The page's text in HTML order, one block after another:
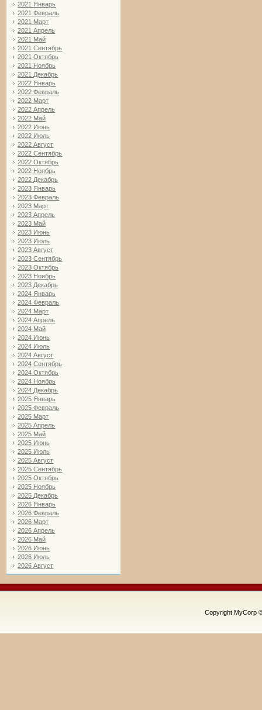
2021 Январь
2021 Февраль
2021 Март
2021 Апрель
2021 Май
2021 Сентябрь
2021 Октябрь
2021 Ноябрь
2021 Декабрь
2022 Январь
2022 Февраль
2022 Март
2022 Апрель
2022 Май
2022 Июнь
2022 Июль
2022 Август
2022 Сентябрь
2022 Октябрь
2022 Ноябрь
2022 Декабрь
2023 Январь
2023 Февраль
2023 Март
2023 Апрель
2023 Май
2023 Июнь
2023 Июль
2023 Август
2023 Сентябрь
2023 Октябрь
2023 Ноябрь
2023 Декабрь
2024 Январь
2024 Февраль
2024 Март
2024 Апрель
2024 Май
2024 Июнь
2024 Июль
2024 Август
2024 Сентябрь
2024 Октябрь
2024 Ноябрь
2024 Декабрь
2025 Январь
2025 Февраль
2025 Март
2025 Апрель
2025 Май
2025 Июнь
2025 Июль
2025 Август
2025 Сентябрь
2025 Октябрь
2025 Ноябрь
2025 Декабрь
2026 Январь
2026 Февраль
2026 Март
2026 Апрель
2026 Май
2026 Июнь
2026 Июль
2026 Август
Copyright MyCorp